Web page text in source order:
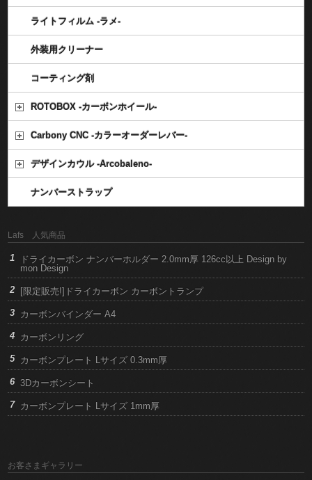
ライトフィルム -ラメ-
外装用クリーナー
コーティング剤
ROTOBOX -カーボンホイール-
Carbony CNC -カラーオーダーレバー-
デザインカウル -Arcobaleno-
ナンバーストラップ
Lafs 人気商品
ドライカーボン ナンバーホルダー 2.0mm厚 126cc以上 Design by
mon Design
[限定販売!]ドライカーボン カーボントランプ
カーボンバインダー A4
カーボンリング
カーボンプレート Lサイズ 0.3mm厚
3Dカーボンシート
カーボンプレート Lサイズ 1mm厚
お客さまギャラリー